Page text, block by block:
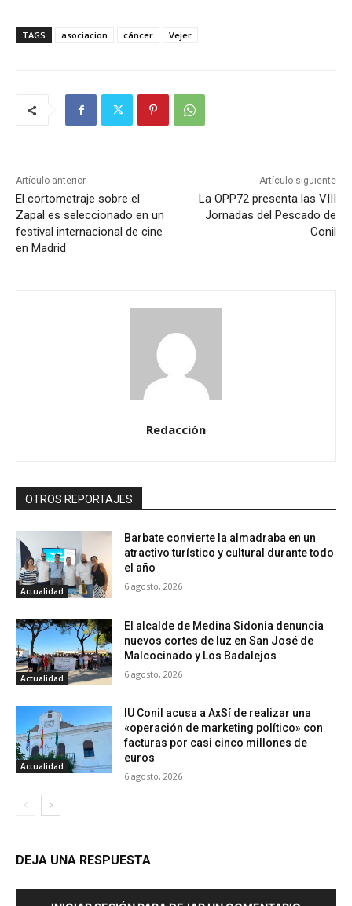
TAGS asociacion cáncer Vejer
Artículo anterior
El cortometraje sobre el
Zapal es seleccionado en un
festival internacional de cine
en Madrid
Artículo siguiente
La OPP72 presenta las VIII
Jornadas del Pescado de
Conil
Redacción
OTROS REPORTAJES
Actualidad
Barbate convierte la almadraba en un
atractivo turístico y cultural durante todo
el año
6 agosto, 2026
Actualidad
El alcalde de Medina Sidonia denuncia
nuevos cortes de luz en San José de
Malcocinado y Los Badalejos
6 agosto, 2026
Actualidad
IU Conil acusa a AxSí de realizar una
«operación de marketing político» con
facturas por casi cinco millones de
euros
6 agosto, 2026
DEJA UNA RESPUESTA